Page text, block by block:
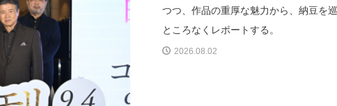
つつ、作品の重厚な魅力から、納豆を
ところなくレポートする。
2026.08.02